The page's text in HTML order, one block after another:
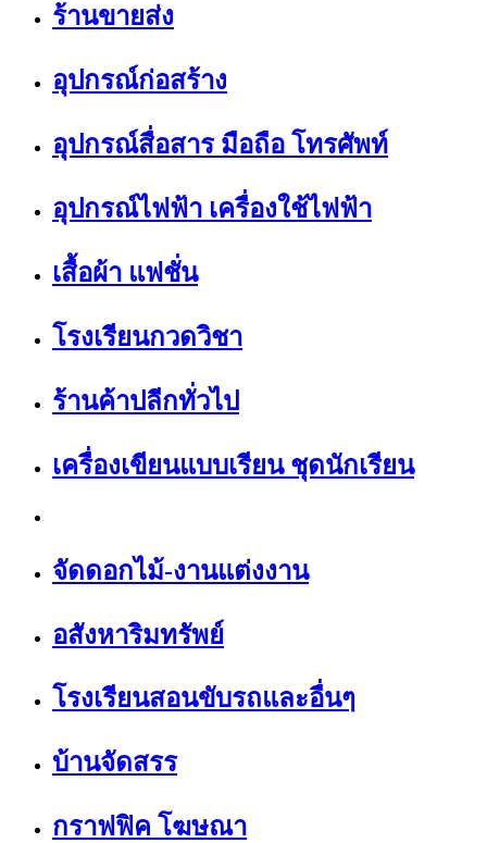
ร้านขายส่ง
อุปกรณ์ก่อสร้าง
อุปกรณ์สื่อสาร มือถือ โทรศัพท์
อุปกรณ์ไฟฟ้า เครื่องใช้ไฟฟ้า
เสื้อผ้า แฟชั่น
โรงเรียนกวดวิชา
ร้านค้าปลีกทั่วไป
เครื่องเขียนแบบเรียน ชุดนักเรียน
จัดดอกไม้-งานแต่งงาน
อสังหาริมทรัพย์
โรงเรียนสอนขับรถและอื่นๆ
บ้านจัดสรร
กราฟฟิค โฆษณา